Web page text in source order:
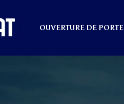
OUVERTURE DE PORTE